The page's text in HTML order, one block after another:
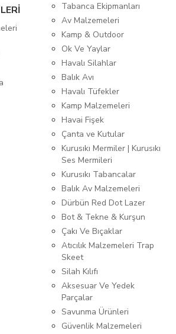
Tabanca Ekipmanları
Av Malzemeleri
Kamp & Outdoor
Ok Ve Yaylar
Havalı Silahlar
Balık Avı
Havalı Tüfekler
Kamp Malzemeleri
Havai Fişek
Çanta ve Kutular
Kurusıkı Mermiler | Kurusıkı
Ses Mermileri
Kurusıkı Tabancalar
Balık Av Malzemeleri
Dürbün Red Dot Lazer
Bot & Tekne & Kurşun
Çakı Ve Bıçaklar
Atıcılık Malzemeleri Trap
Skeet
Silah Kılıfı
Aksesuar Ve Yedek
Parçalar
Savunma Ürünleri
Güvenlik Malzemeleri